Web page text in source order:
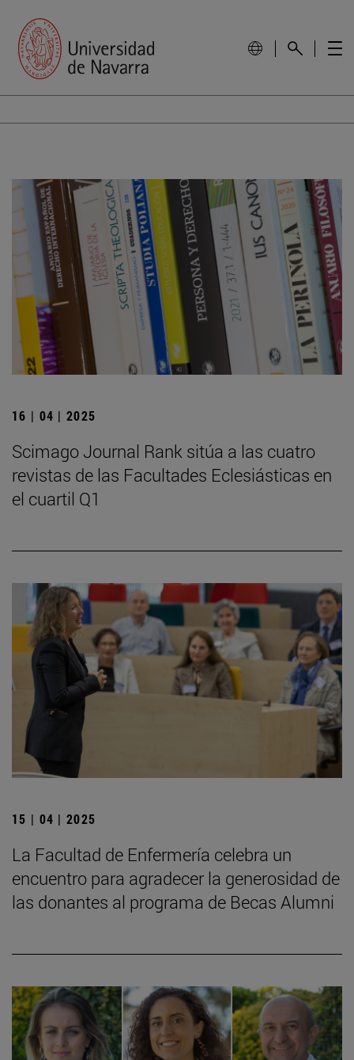
16 | 04 | 2025
Scimago Journal Rank sitúa a las cuatro
revistas de las Facultades Eclesiásticas en
el cuartil Q1
15 | 04 | 2025
La Facultad de Enfermería celebra un
encuentro para agradecer la generosidad de
las donantes al programa de Becas Alumni